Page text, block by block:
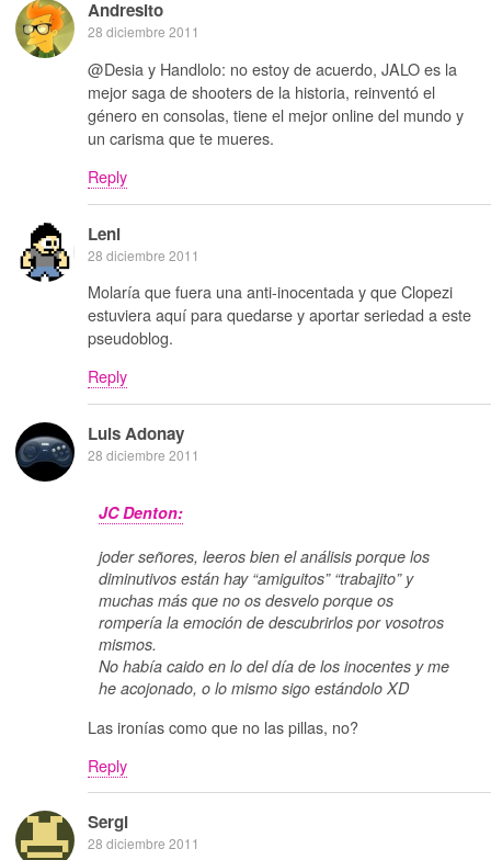
Andresito
28 diciembre 2011
@Desia y Handlolo: no estoy de acuerdo, JALO es la
mejor saga de shooters de la historia, reinventó el
género en consolas, tiene el mejor online del mundo y
un carisma que te mueres.
Reply
Leni
28 diciembre 2011
Molaría que fuera una anti-inocentada y que Clopezi
estuviera aquí para quedarse y aportar seriedad a este
pseudoblog.
Reply
Luis Adonay
28 diciembre 2011
JC Denton:
joder señores, leeros bien el análisis porque los
diminutivos están hay “amiguitos” “trabajito” y
muchas más que no os desvelo porque os
rompería la emoción de descubrirlos por vosotros
mismos.
No había caido en lo del día de los inocentes y me
he acojonado, o lo mismo sigo estándolo XD
Las ironías como que no las pillas, no?
Reply
Sergi
28 diciembre 2011